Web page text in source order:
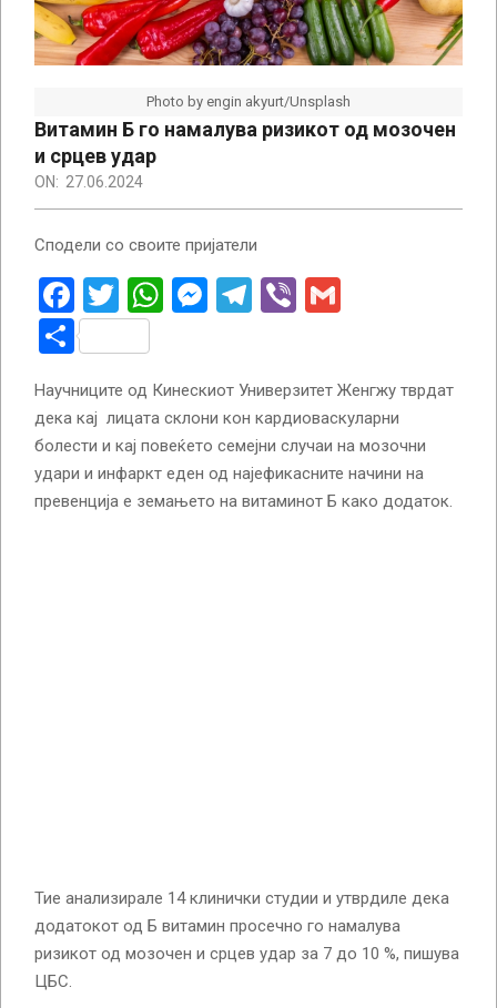
Photo by engin akyurt/Unsplash
Витамин Б го намалува ризикот од мозочен
и срцев удар
ON: 27.06.2024
Сподели со своите пријатели
Facebook
Twitter
WhatsApp
Messenger
Telegram
Viber
Share
Научниците од Кинескиот Универзитет Женгжу тврдат
дека кај лицата склони кон кардиоваскуларни
болести и кај повеќето семејни случаи на мозочни
удари и инфаркт еден од најефикасните начини на
превенција е земањето на витаминот Б како додаток.
Тие анализирале 14 клинички студии и утврдиле дека
додатокот од Б витамин просечно го намалува
ризикот од мозочен и срцев удар за 7 до 10 %, пишува
ЦБС.